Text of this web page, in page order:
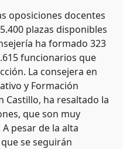
oposiciones docentes
plazas disponibles
ha formado 323
funcionarios que
La consejera en
y Formación
Castillo, ha resaltado la
que son muy
pesar de la alta
se seguirán